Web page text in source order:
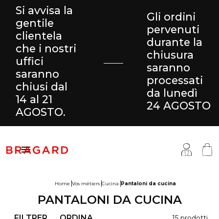
Si avvisa la
gentile
clientela
che i nostri
uffici
saranno
chiusi dal
14 al 21
AGOSTO.
Gli ordini
pervenuti
durante la
chiusura
saranno
processati
da lunedì
24 AGOSTO

& Gonne
Home Vos métiers Cucina Pantaloni da cucina
PANTALONI DA CUCINA